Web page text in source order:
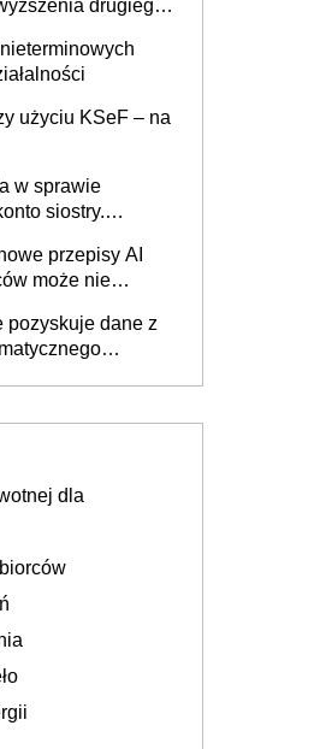
drugiego
użyciu KSeF – na
w sprawie
siostry.
nie będzie
przepisy AI
może nie
pozyskuje dane z
dla